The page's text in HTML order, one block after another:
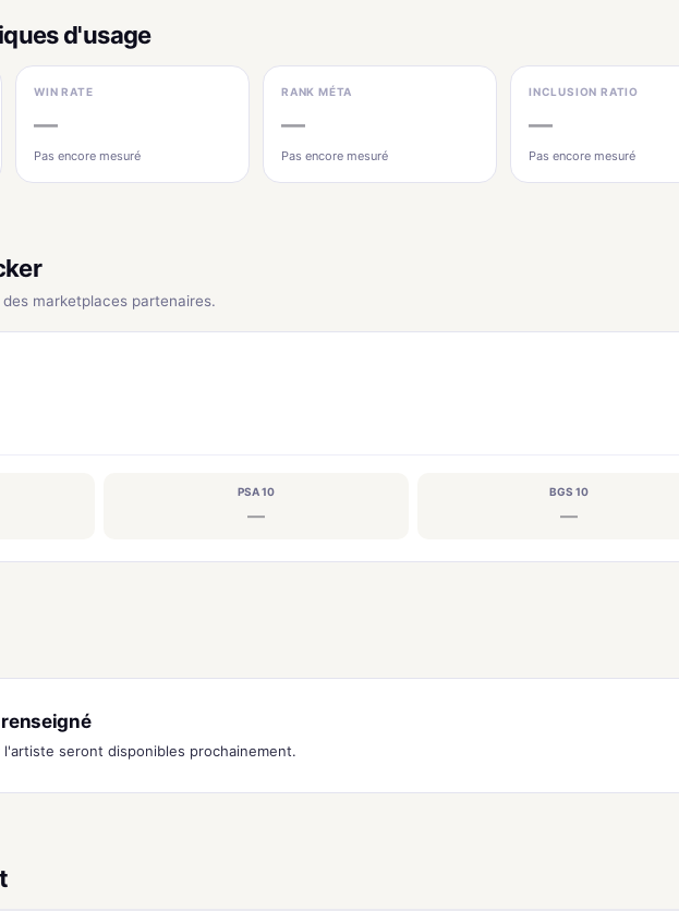
d'usage
WIN RATE
—
Pas encore mesuré
RANK MÉTA
—
Pas encore mesuré
INCLUSION RATIO
—
Pas encore mesuré
marketplaces partenaires.
PSA 10
—
BGS 10
—
seront disponibles prochainement.